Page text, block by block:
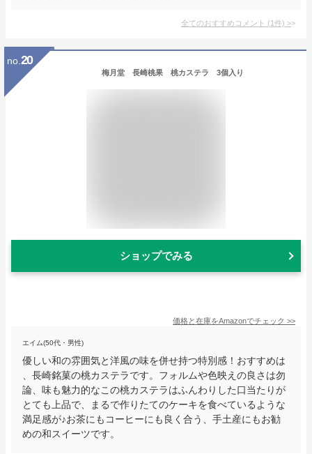
全てのおすすめコメント (1件) >
no. 20
梅月堂 長崎桃果 桃カステラ 3個入り
ショップでみる
価格と在庫をAmazonでチェック >>
エイム(50代・男性)
優しい和の雰囲気と洋風の味を併せ持つ特別感！おすすめは
、長崎銘菓の桃カステラです。フォルムや色映えの良さは勿
論、味も魅力的なこの桃カステラはふんわりした口当たりが
とても上品で、まるで作りたてのケーキを食べているような
満足感が♪お茶にもコーヒーにも良く合う、手土産にもお勧
めの和スイーツです。